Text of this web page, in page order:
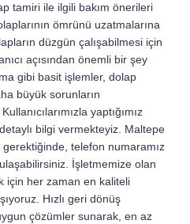
tamiri ile ilgili bakım önerileri
ömrünü uzatmalarına
düzgün çalışabilmesi için
açısından önemli bir şey
gibi basit işlemler, dolap
büyük sorunların
yaptığımız
bilgi vermekteyiz. Maltepe
gerektiğinde, telefon numaramız
İşletmemize olan
için her zaman en kaliteli
Hızlı geri dönüş
çözümler sunarak, en az